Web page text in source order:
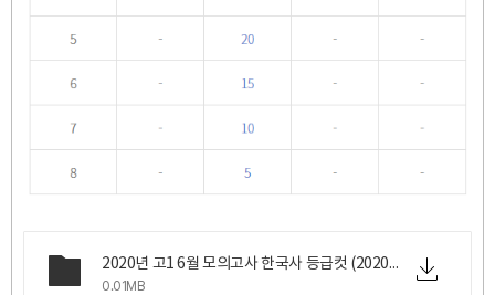
2020년 고1 6월 모의고사 한국사 등급컷 (2020년 6월 18일 목요일 시행).png
0.01MB